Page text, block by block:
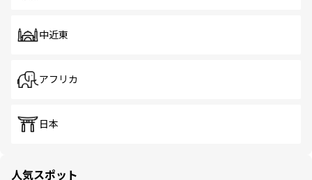
中近東
アフリカ
日本
人気スポット